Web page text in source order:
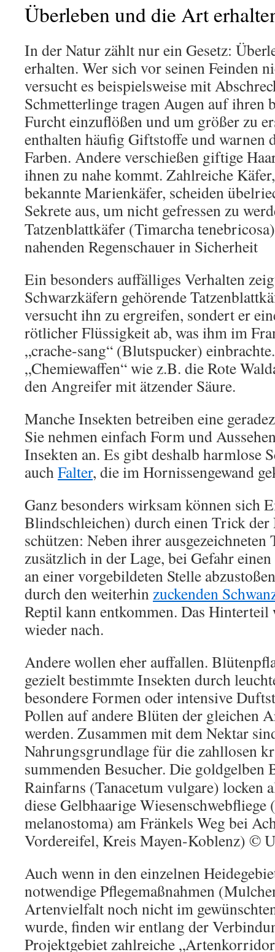
Überleben und die Art
In der Natur zählt nur ein Gesetz:
erhalten. Wer sich vor seinen Feinden
versucht es beispielsweise mit
Schmetterlinge tragen Augen auf ihren
Furcht einzuflößen und um größer zu
enthalten häufig Giftstoffe und warnen
Farben. Andere verschießen giftige
ihnen zu nahe kommt. Zahlreiche
bekannte Marienkäfer, scheiden
Sekrete aus, um nicht gefressen zu
Tatzenblattkäfer (Timarcha
nahenden Regenschauer in Sicherheit
Ein besonders auffälliges Verhalten
Schwarzkäfern gehörende
versucht ihn zu ergreifen, sondert er
rötlicher Flüssigkeit ab, was ihm im
„crache-sang“ (Blutspucker)
„Chemiewaffen“ wie z.B. die Rote
den Angreifer mit ätzender Säure.
Manche Insekten betreiben eine
Sie nehmen einfach Form und
Insekten an. Es gibt deshalb harmlose
auchFalter, die im Hornissengewand
Ganz besonders wirksam können sich
Blindschleichen) durch einen Trick der
schützen: Neben ihrer
zusätzlich in der Lage, bei Gefahr
an einer vorgebildeten Stelle
durch den weiterhinzuckenden
Reptil kann entkommen. Das Hinterteil
wieder nach.
Andere wollen eher auffallen.
gezielt bestimmte Insekten durch
besondere Formen oder intensive
Pollen auf andere Blüten der gleichen
werden. Zusammen mit dem Nektar
Nahrungsgrundlage für die zahllosen
summenden Besucher. Die goldgelben
Rainfarns (Tanacetum vulgare) locken
diese Gelbhaarige Wiesenschwebfliege
melanostoma) am Fränkels Weg bei
Vordereifel, Kreis Mayen-Koblenz) ©
Auch wenn in den einzelnen
notwendige Pflegemaßnahmen
Artenvielfalt noch nicht im
wurde, finden wir entlang der
Projektgebiet zahlreiche